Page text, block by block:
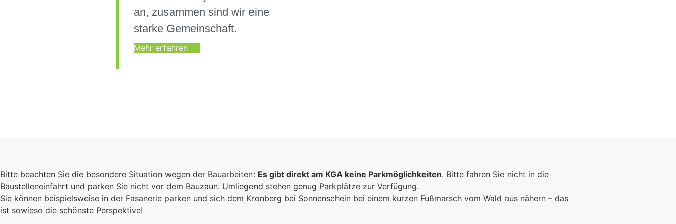
an, zusammen sind wir eine
starke Gemeinschaft.
Mehr erfahren
Bitte beachten Sie die besondere Situation wegen der Bauarbeiten: Es gibt direkt am KGA keine Parkmöglichkeiten. Bitte fahren Sie nicht in die
Baustelleneinfahrt und parken Sie nicht vor dem Bauzaun. Umliegend stehen genug Parkplätze zur Verfügung.
Sie können beispielsweise in der Fasanerie parken und sich dem Kronberg bei Sonnenschein bei einem kurzen Fußmarsch vom Wald aus nähern – das
ist sowieso die schönste Perspektive!